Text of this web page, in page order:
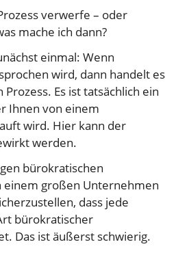
verwerfe – oder
mache ich dann?
einmal: Wenn
wird, dann handelt es
Es ist tatsächlich ein
Ihnen von einem
wird. Hier kann der
werden.
bürokratischen
einem großen Unternehmen
dass jede
bürokratischer
Das ist äußerst schwierig.